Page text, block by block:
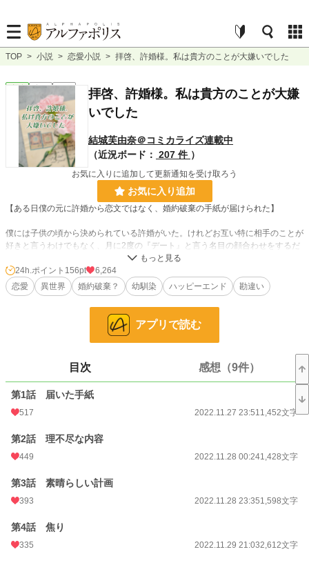
TOP > 小説 > 恋愛小説 > 拝啓、許婚様。私は貴方のことが大嫌いでした
恋愛 完結 短編
拝啓、許婚様。私は貴方のことが大嫌
いでした
結城芙由奈＠コミカライズ連載中
（近況ボード： 207 件 ）
お気に入りに追加して更新通知を受け取ろう
お気に入り追加
【ある日僕の元に許婚から恋文ではなく、婚約破棄の手紙が届けられた】
僕には子供の頃から決められている許婚がいた。けれどお互い特に相手のことが
好きと言うわけでもなく、月に2度の『デート』と言う名目の顔合わせをするだ
けの間柄だった。そんなある日僕の元に許婚から手紙が届いた。そこに記されて
いた内容は婚約破棄を告げる内容だった。あまりにも理不尽な内容に不服を抱い
た僕は、逆に彼女を遣り込める計画を立てて許婚の元へ向かった――。
8,380 位 / 228,788 件
3,700 位 / 66,372 件
24h.ポイント
文字数 29,193
更新日時
初回公開日時 2022.11.27 23:51
初回完結日時
週間ポイント 7,196 pt (1,424 位)
24h.ポイント 156pt
6,264
恋愛
異世界 婚約破棄？ 幼馴染 ハッピーエンド 勘違い
アプリで読む
目次 感想（9件）
第1話 届いた手紙
517 2022.11.27 23:511,452文字
第2話 理不尽な内容
449 2022.11.28 00:241,428文字
第3話 素晴らしい計画
393 2022.11.28 23:351,598文字
第4話 焦り
335 2022.11.29 21:032,612文字